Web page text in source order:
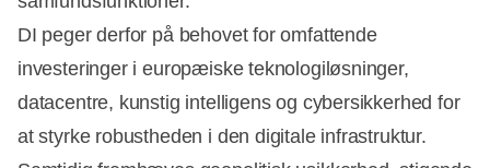
Annonce
DI peger derfor på behovet for omfattende
investeringer i europæiske teknologiløsninger,
datacentre, kunstig intelligens og cybersikkerhed for
at styrke robustheden i den digitale infrastruktur.